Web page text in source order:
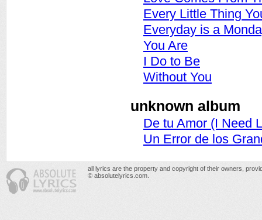
Every Little Thing
Everyday is a
You Are
I Do to Be
Without You
unknown album
De tu Amor (I Need
Un Error de los
all lyrics are the property and copyright of their owners,
© absolutelyrics.com.